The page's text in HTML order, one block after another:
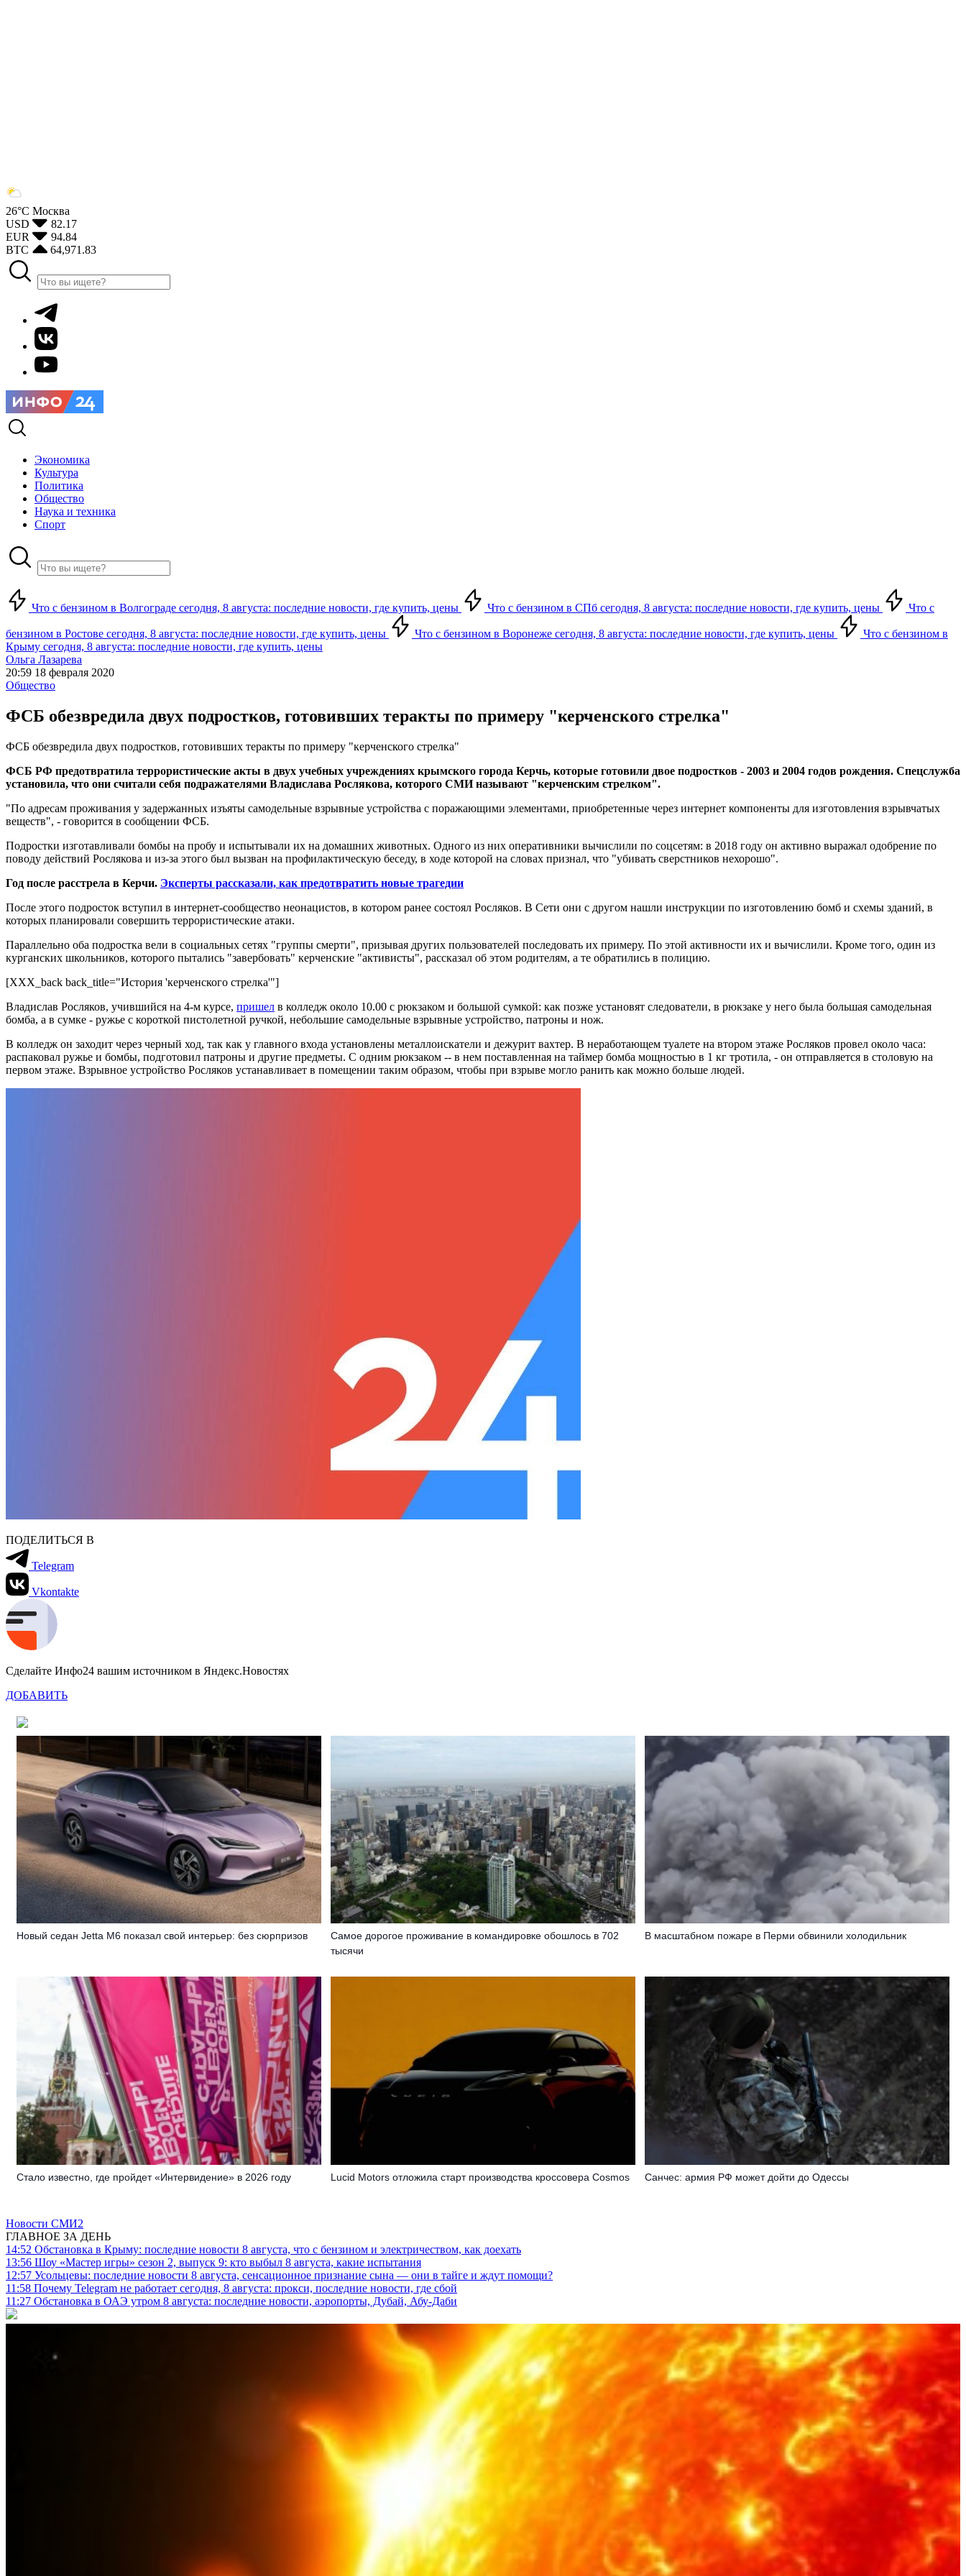
26°С Москва
USD
82.17
EUR
94.84
BTC
64,971.83
Экономика
Культура
Политика
Общество
Наука и техника
Спорт
Что с бензином в Волгограде сегодня, 8 августа: последние новости, где купить, цены Что с бензином в СПб сегодня, 8 августа: последние новости, где купить, цены Что с
бензином в Ростове сегодня, 8 августа: последние новости, где купить, цены Что с бензином в Воронеже сегодня, 8 августа: последние новости, где купить, цены
Что с бензином в
Крыму сегодня, 8 августа: последние новости, где купить, цены
Ольга Лазарева
20:59 18 февраля 2020
Общество
ФСБ обезвредила двух подростков, готовивших теракты по примеру "керченского стрелка"
ФСБ обезвредила двух подростков, готовивших теракты по примеру "керченского стрелка"
ФСБ РФ предотвратила террористические акты в двух учебных учреждениях крымского города Керчь, которые готовили двое подростков - 2003 и 2004 годов рождения. Спецслужба
установила, что они считали себя подражателями Владислава Рослякова, которого СМИ называют "керченским стрелком".
"По адресам проживания у задержанных изъяты самодельные взрывные устройства с поражающими элементами, приобретенные через интернет компоненты для изготовления взрывчатых
веществ", - говорится в сообщении ФСБ.
Подростки изготавливали бомбы на пробу и испытывали их на домашних животных. Одного из них оперативники вычислили по соцсетям: в 2018 году он активно выражал одобрение по
поводу действий Рослякова и из-за этого был вызван на профилактическую беседу, в ходе которой на словах признал, что "убивать сверстников нехорошо".
Год после расстрела в Керчи. Эксперты рассказали, как предотвратить новые трагедии
После этого подросток вступил в интернет-сообщество неонацистов, в котором ранее состоял Росляков. В Сети они с другом нашли инструкции по изготовлению бомб и схемы зданий, в
которых планировали совершить террористические атаки.
Параллельно оба подростка вели в социальных сетях "группы смерти", призывая других пользователей последовать их примеру. По этой активности их и вычислили. Кроме того, один из
курганских школьников, которого пытались "завербовать" керченские "активисты", рассказал об этом родителям, а те обратились в полицию.
[XXX_back back_title="История 'керченского стрелка'"]
Владислав Росляков, учившийся на 4-м курсе, пришел в колледж около 10.00 с рюкзаком и большой сумкой: как позже установят следователи, в рюкзаке у него была большая самодельная
бомба, а в сумке - ружье с короткой пистолетной ручкой, небольшие самодельные взрывные устройство, патроны и нож.
В колледж он заходит через черный ход, так как у главного входа установлены металлоискатели и дежурит вахтер. В неработающем туалете на втором этаже Росляков провел около часа:
распаковал ружье и бомбы, подготовил патроны и другие предметы. С одним рюкзаком -- в нем поставленная на таймер бомба мощностью в 1 кг тротила, - он отправляется в столовую на
первом этаже. Взрывное устройство Росляков устанавливает в помещении таким образом, чтобы при взрыве могло ранить как можно больше людей.
ПОДЕЛИТЬСЯ В
Telegram
Vkontakte
Сделайте Инфо24 вашим источником в Яндекс.Новостях
ДОБАВИТЬ
Новый седан Jetta M6 показал свой интерьер: без сюрпризов
Самое дорогое проживание в командировке обошлось в 702
тысячи
В масштабном пожаре в Перми обвинили холодильник
Стало известно, где пройдет «Интервидение» в 2026 году Lucid Motors отложила старт производства кроссовера Cosmos Санчес: армия РФ может дойти до Одессы
Новости СМИ2
ГЛАВНОЕ ЗА ДЕНЬ
14:52 Обстановка в Крыму: последние новости 8 августа, что с бензином и электричеством, как доехать
13:56 Шоу «Мастер игры» сезон 2, выпуск 9: кто выбыл 8 августа, какие испытания
12:57 Усольцевы: последние новости 8 августа, сенсационное признание сына — они в тайге и ждут помощи?
11:58 Почему Telegram не работает сегодня, 8 августа: прокси, последние новости, где сбой
11:27 Обстановка в ОАЭ утром 8 августа: последние новости, аэропорты, Дубай, Абу-Даби